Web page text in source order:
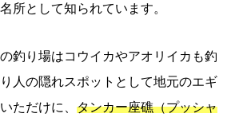
所として知られています。
釣り場はコウイカやアオリイカも釣
人の隠れスポットとして地元のエギ
ただけに、 タンカー座礁（プッシャ